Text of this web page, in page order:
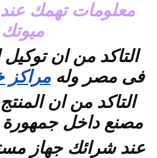
معلومات تهمك
ميوتك
التاكد من ان
فى مصر ولهمراكز
التاكد من ان
مصنع داخل جمهورة
عند شرائك جهاز